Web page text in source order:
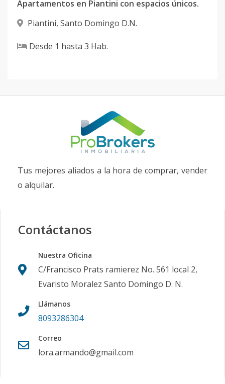
Apartamentos en Piantini con espacios únicos.
Piantini, Santo Domingo D.N.
Desde 1 hasta 3 Hab.
Tus mejores aliados a la hora de comprar, vender
o alquilar.
Contáctanos
Nuestra Oficina
C/Francisco Prats ramierez No. 561 local 2,
Evaristo Moralez Santo Domingo D. N.
Llámanos
8093286304
Correo
lora.armando@gmail.com